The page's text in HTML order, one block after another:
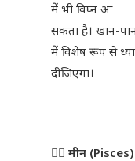
में भी विघ्न आ
सकता है। खान-
में विशेष रूप से
दीजिएगा।
🧜‍♀ मीन